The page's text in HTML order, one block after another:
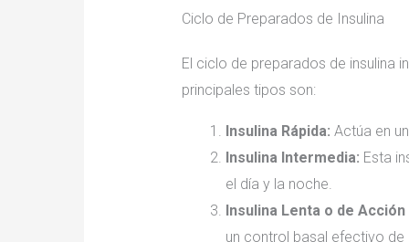
Ciclo de Preparados de Insulina
El ciclo de preparados de insulina
principales tipos son:
Insulina Rápida: Actúa en
Insulina Intermedia: Esta
el día y la noche.
Insulina Lenta o de
un control basal efectivo de